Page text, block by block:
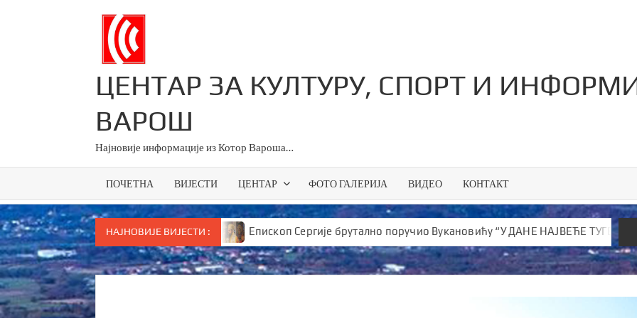
ЦЕНТАР ЗА КУЛТУРУ, СПОРТ И
ВАРОШ
Најновије информације из Котор Вароша…
ПОЧЕТНА ВИЈЕСТИ ЦЕНТАР ФОТО ГАЛЕРИЈА ВИДЕО КОНТАКТ
НАЈНОВИЈЕ ВИЈЕСТИ :
за све основце у Српској Епископ Сергије брутално поручио Вукановићу “У ДАНЕ НАЈВЕЋЕ ТУГЕ ШИРИШ